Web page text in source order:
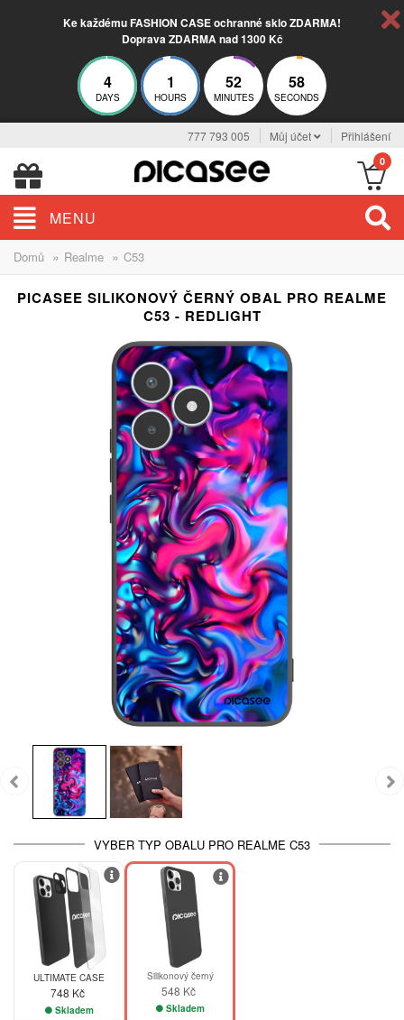
Ke každému FASHION CASE ochranné sklo ZDARMA!
Doprava ZDARMA nad 1300 Kč
4
DAYS
1
HOURS
52
MINUTES
57
SECONDS
777 793 005 Můj účet Přihlášení
0
MENU
Domů » Realme » C53
PICASEE SILIKONOVÝ ČERNÝ OBAL PRO REALME
C53 - REDLIGHT
VYBER TYP OBALU PRO REALME C53
ULTIMATE CASE
748 Kč
Skladem
Silikonový černý
548 Kč
Skladem